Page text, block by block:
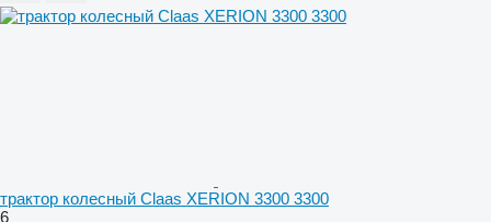
трактор колесный Claas XERION 3300 3300
6